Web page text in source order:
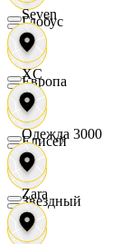
Глобус
Европа
Елисей
Звездный
Seven
XC
Одежда 3000
Zara